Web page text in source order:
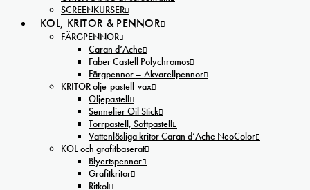
SCREENKURSER
KOL, KRITOR & PENNOR
FÄRGPENNOR
Caran d’Ache
Faber Castell Polychromos
Färgpennor – Akvarellpennor
KRITOR olje-pastell-vax
Oljepastell
Sennelier Oil Stick
Torrpastell, Softpastell
Vattenlösliga kritor Caran d’Ache NeoColor
KOL och grafitbaserat
Blyertspennor
Grafitkritor
Ritkol